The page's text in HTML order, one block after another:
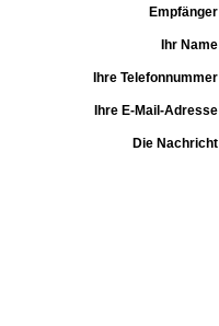
Empfänger
Ihr Name
Ihre Telefonnummer
Ihre E-Mail-Adresse
Die Nachricht